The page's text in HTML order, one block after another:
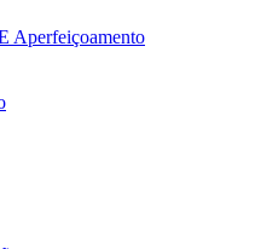
Aperfeiçoamento